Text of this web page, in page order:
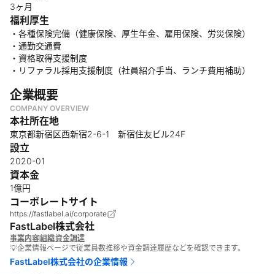
3ヶ月
福利厚生
・各種保険完備（健康保険、厚生年金、雇用保険、労災保険）
・通勤交通費
・資格取得支援制度
・リファラル採用支援制度（社員紹介手当、ランチ費用補助）
企業概要
COMPANY OVERVIEW
本社所在地
東京都新宿区西新宿2-6-1 新宿住友ビル24F
設立
2020-01
資本金
1億円
コーポレートサイト
https://fastlabel.ai/corporate
FastLabel株式会社
事業内容組織資金調達
💡企業情報ページで従業員数推移や資金調達履歴などを確認できます。
FastLabel株式会社の企業情報